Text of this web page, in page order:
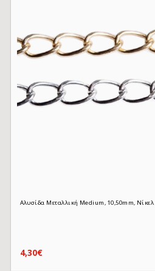
Αλυσίδα Μεταλλική Medium, 10,50mm, Νίκελ
4,30€